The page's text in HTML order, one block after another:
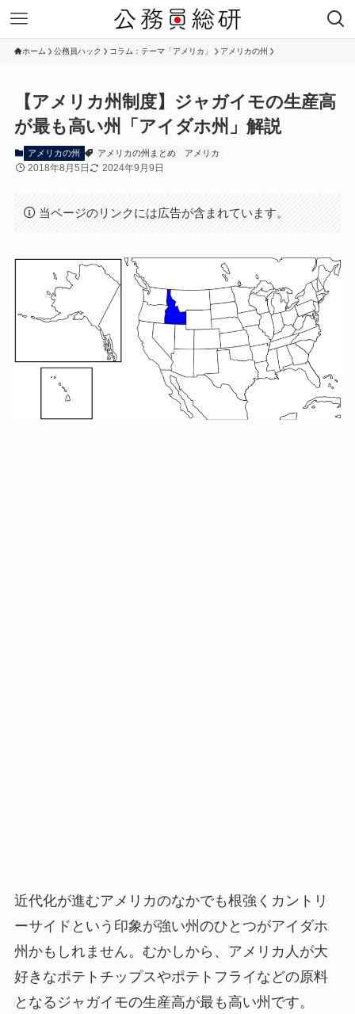
ホーム 公務員ハック コラム：テーマ「アメリカ」 アメリカの州
【アメリカ州制度】ジャガイモの生産高
が最も高い州「アイダホ州」解説
アメリカの州 アメリカの州まとめ アメリカ
2018年8月5日 2024年9月9日
当ページのリンクには広告が含まれています。
近代化が進むアメリカのなかでも根強くカントリ
ーサイドという印象が強い州のひとつがアイダホ
州かもしれません。むかしから、アメリカ人が大
好きなポテトチップスやポテトフライなどの原料
となるジャガイモの生産高が最も高い州です。